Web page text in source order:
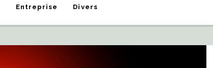
Entreprise Divers